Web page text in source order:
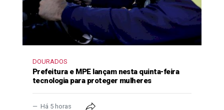
DOURADOS
Prefeitura e MPE lançam nesta quinta-feira
tecnologia para proteger mulheres
Há 5 horas